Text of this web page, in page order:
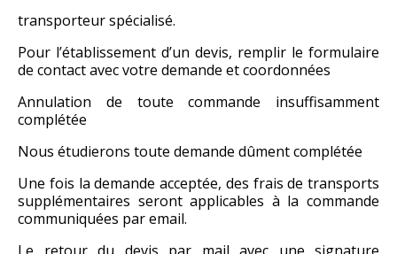
transporteur spécialisé.
Pour l’établissement d’un devis, remplir le formulaire
de contactavec votre demande et coordonnées
Annulation de toute commande insuffisamment
complétée
Nous étudierons toute demande dûment complétée
Une fois la demande acceptée, des frais de transports
supplémentaires seront applicables à la commande
communiquées par email.